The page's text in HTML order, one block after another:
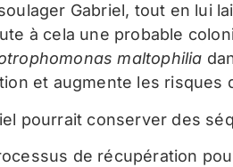
Gabriel, tout en lui
à cela une probable
maltophilia
et augmente les risques
pourrait conserver des
de récupération